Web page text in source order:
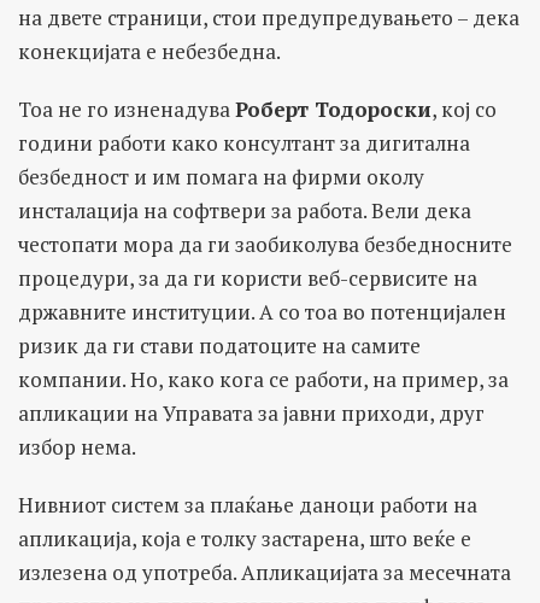
на двете страници, стои предупредувањето – дека
конекцијата е небезбедна.
Тоа не го изненадуваРоберт Тодороски, кој со
години работи како консултант за дигитална
безбедност и им помага на фирми околу
инсталација на софтвери за работа. Вели дека
честопати мора да ги заобиколува безбедносните
процедури, за да ги користи веб-сервисите на
државните институции. А со тоа во потенцијален
ризик да ги стави податоците на самите
компании. Но, како кога се работи, на пример, за
апликации на Управата за јавни приходи, друг
избор нема.
Нивниот систем за плаќање даноци работи на
апликација, која е толку застарена, што веќе е
излезена од употреба. Апликацијата за месечната